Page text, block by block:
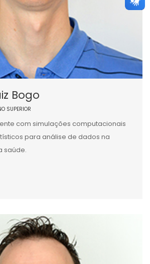
Bogo
SUPERIOR
com simulações computacionais
para análise de dados na
saúde.